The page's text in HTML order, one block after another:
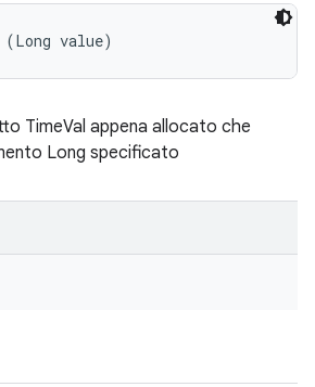
value)
TimeVal appena allocato che
Long specificato